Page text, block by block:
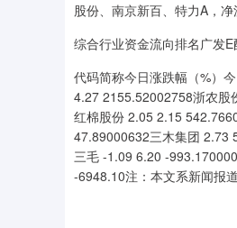
股份、南京新百、特力A，
综合行业资金流向排名广发E
代码简称今日涨跌幅（%）
4.27 2155.52002758浙农
红棉股份 2.05 2.15
47.89000632三木集团 2.73
三毛 -1.09 6.20 -
-6948.10注：本文系新闻报